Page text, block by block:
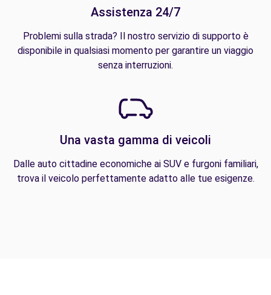
Assistenza 24/7
Problemi sulla strada? Il nostro servizio di supporto è
disponibile in qualsiasi momento per garantire un viaggio
senza interruzioni.
Una vasta gamma di veicoli
Dalle auto cittadine economiche ai SUV e furgoni familiari,
trova il veicolo perfettamente adatto alle tue esigenze.